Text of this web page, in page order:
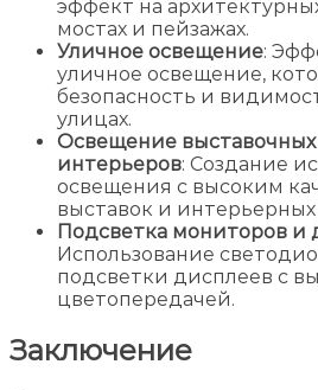
эффект на
мостах и пейзажах.
Уличное освещение:
уличное освещение,
безопасность и
улицах.
Освещение выставочных
интерьеров: Создание
освещения с высоким
выставок и
Подсветка мониторов и
Использование
подсветки дисплеев с
цветопередачей.
Заключение